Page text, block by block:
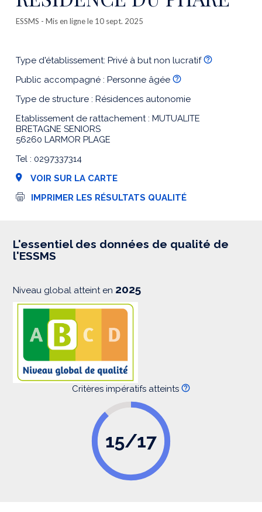
ESSMS - Mis en ligne le 10 sept. 2025
Type d'établissement: Privé à but non lucratif
Public accompagné : Personne âgée
Type de structure : Résidences autonomie
Etablissement de rattachement : MUTUALITE
BRETAGNE SENIORS
56260 LARMOR PLAGE
Tel : 0297337314
VOIR SUR LA CARTE
I
s
i
IMPRIMER LES RÉSULTATS QUALITÉ
L'essentiel des données de qualité de
l'ESSMS
Niveau global atteint en 2025
Critères impératifs atteints
15/17